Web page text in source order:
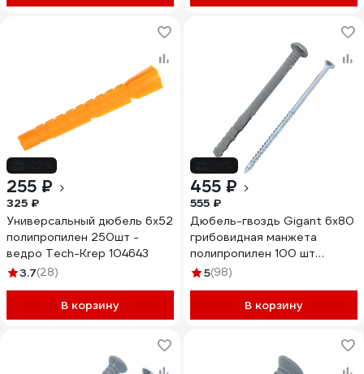
255 ₽
325 ₽
Универсальный дюбель 6х52
полипропилен 250шт -
ведро Tech-Krep 104643
3.7(28)
В корзину
455 ₽
555 ₽
Дюбель-гвоздь Gigant 6x80
грибовидная манжета
полипропилен 100 шт
123865
5(98)
В корзину